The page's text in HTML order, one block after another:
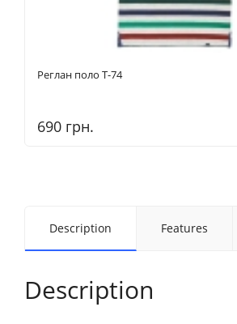
Реглан поло T-74
690 грн.
Description Features
Description